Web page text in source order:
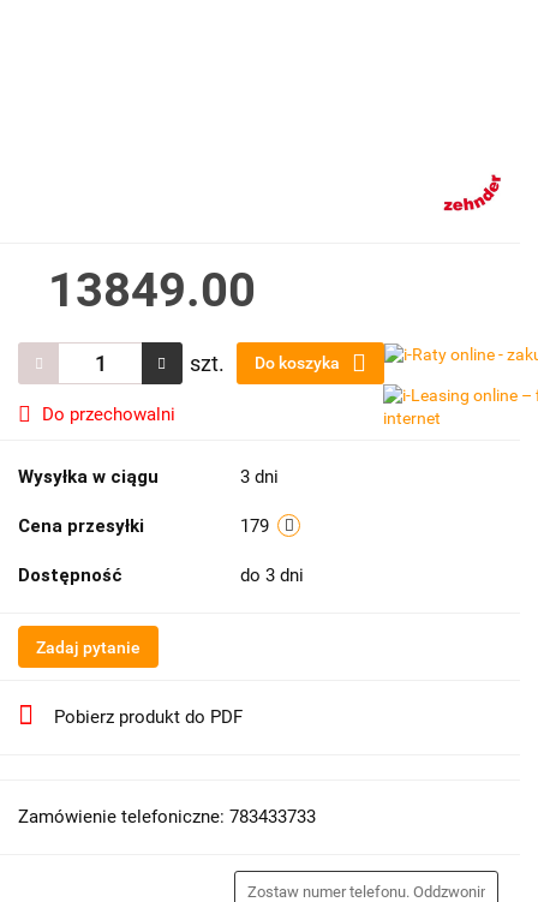
13849.00
szt. Do koszyka
Do przechowalni
Wysyłka w ciągu 3 dni
Cena przesyłki 179
Dostępność do 3 dni
Zadaj pytanie
Pobierz produkt do PDF
Zamówienie telefoniczne: 783433733